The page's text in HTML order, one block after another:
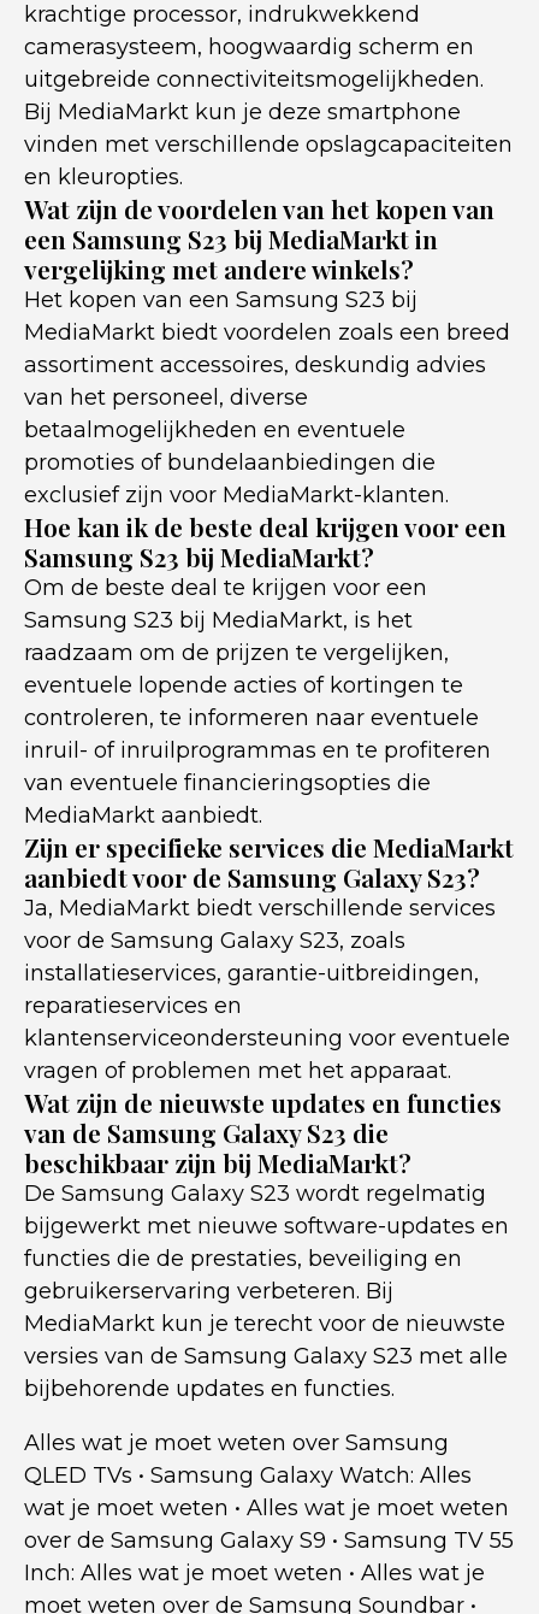
krachtige processor, indrukwekkend
camerasysteem, hoogwaardig scherm en
uitgebreide connectiviteitsmogelijkheden.
Bij MediaMarkt kun je deze smartphone
vinden met verschillende opslagcapaciteiten
en kleuropties.
Wat zijn de voordelen van het kopen van
een Samsung S23 bij MediaMarkt in
vergelijking met andere winkels?
Het kopen van een Samsung S23 bij
MediaMarkt biedt voordelen zoals een breed
assortiment accessoires, deskundig advies
van het personeel, diverse
betaalmogelijkheden en eventuele
promoties of bundelaanbiedingen die
exclusief zijn voor MediaMarkt-klanten.
Hoe kan ik de beste deal krijgen voor een
Samsung S23 bij MediaMarkt?
Om de beste deal te krijgen voor een
Samsung S23 bij MediaMarkt, is het
raadzaam om de prijzen te vergelijken,
eventuele lopende acties of kortingen te
controleren, te informeren naar eventuele
inruil- of inruilprogrammas en te profiteren
van eventuele financieringsopties die
MediaMarkt aanbiedt.
Zijn er specifieke services die MediaMarkt
aanbiedt voor de Samsung Galaxy S23?
Ja, MediaMarkt biedt verschillende services
voor de Samsung Galaxy S23, zoals
installatieservices, garantie-uitbreidingen,
reparatieservices en
klantenserviceondersteuning voor eventuele
vragen of problemen met het apparaat.
Wat zijn de nieuwste updates en functies
van de Samsung Galaxy S23 die
beschikbaar zijn bij MediaMarkt?
De Samsung Galaxy S23 wordt regelmatig
bijgewerkt met nieuwe software-updates en
functies die de prestaties, beveiliging en
gebruikerservaring verbeteren. Bij
MediaMarkt kun je terecht voor de nieuwste
versies van de Samsung Galaxy S23 met alle
bijbehorende updates en functies.
Alles wat je moet weten over Samsung
QLED TVs • Samsung Galaxy Watch: Alles
wat je moet weten • Alles wat je moet weten
over de Samsung Galaxy S9 • Samsung TV 55
Inch: Alles wat je moet weten • Alles wat je
moet weten over de Samsung Soundbar •